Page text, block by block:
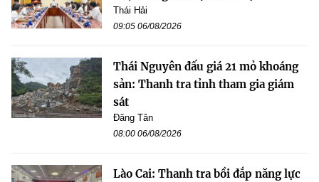
Thái Hải
09:05 06/08/2026
Thái Nguyên đấu giá 21 mỏ khoáng
sản: Thanh tra tỉnh tham gia giám
sát
Đăng Tân
08:00 06/08/2026
Lào Cai: Thanh tra bồi đắp năng lực